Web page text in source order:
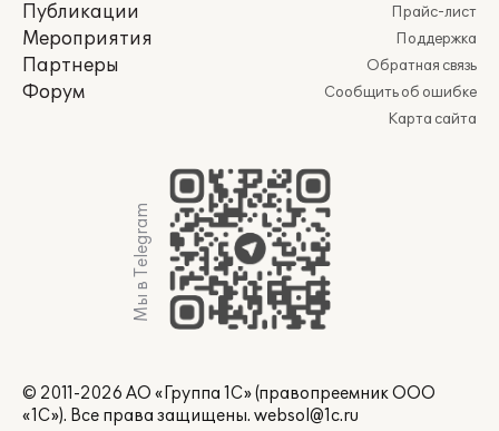
Публикации
Мероприятия
Партнеры
Форум
Прайс-лист
Поддержка
Обратная связь
Сообщить об ошибке
Карта сайта
Мы в Telegram
© 2011-2026 АО «Группа 1С» (правопреемник ООО
«1С»). Все права защищены. websol@1c.ru